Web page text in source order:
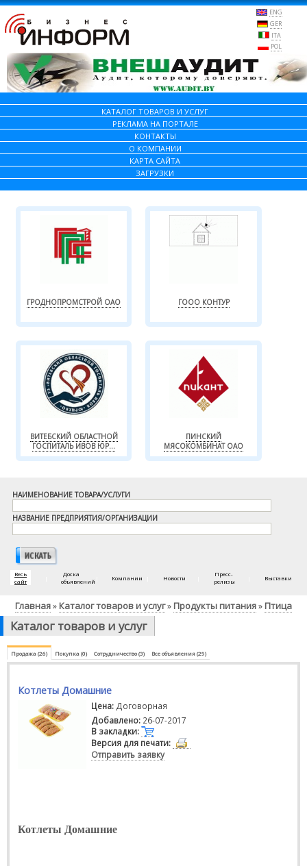
ENG
GER
ITA
POL
КАТАЛОГ ТОВАРОВ И УСЛУГ
РЕКЛАМА НА ПОРТАЛЕ
КОНТАКТЫ
О КОМПАНИИ
КАРТА САЙТА
ЗАГРУЗКИ
ГРОДНОПРОМСТРОЙ ОАО ГООО КОНТУР
ВИТЕБСКИЙ ОБЛАСТНОЙ
ГОСПИТАЛЬ ИВОВ ЮР...
ПИНСКИЙ
МЯСОКОМБИНАТ ОАО
НАИМЕНОВАНИЕ ТОВАРА/УСЛУГИ
НАЗВАНИЕ ПРЕДПРИЯТИЯ/ОРГАНИЗАЦИИ
Весь
сайт
Доска
объявлений
Компании Новости
Пресс-
релизы
Выставки
Главная» Каталог товаров и услуг» Продукты питания» Птица
Каталог товаров и услуг
Продажа (26) Покупка (0) Сотрудничество (3) Все объявления (29)
Котлеты Домашние
Цена: Договорная
Добавлено: 26-07-2017
В закладки:
Версия для печати:
Отправить заявку
Котлеты Домашние